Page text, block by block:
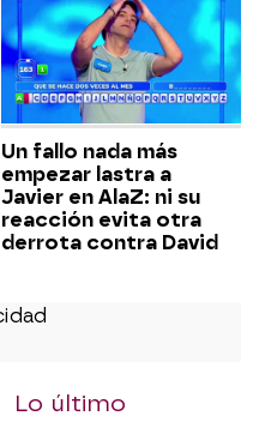
Un fallo nada más
empezar lastra a
Javier en AlaZ: ni su
reacción evita otra
derrota contra David
Lo último